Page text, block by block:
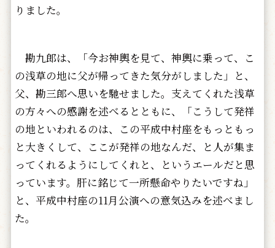
りました。
勘九郎は、「今お神輿を見て、神輿に乗って、こ
の浅草の地に父が帰ってきた気分がしました」と、
父、勘三郎へ思いを馳せました。支えてくれた浅草
の方々への感謝を述べるとともに、「こうして発祥
の地といわれるのは、この平成中村座をもっともっ
と大きくして、ここが発祥の地なんだ、と人が集ま
ってくれるようにしてくれと、というエールだと思
っています。肝に銘じて一所懸命やりたいですね」
と、平成中村座の11月公演への意気込みを述べまし
た。